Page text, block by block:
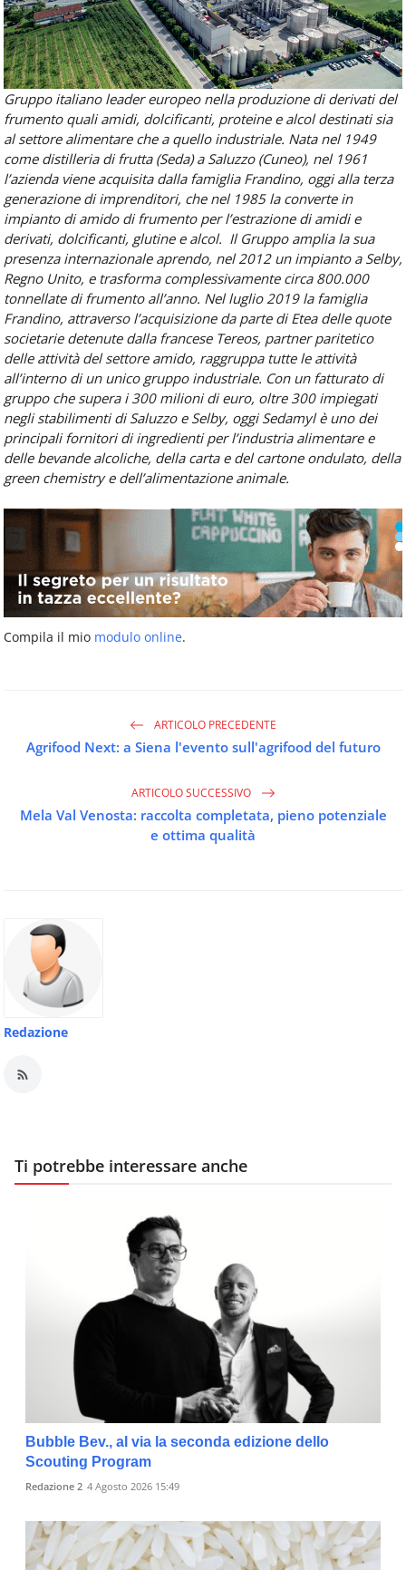
Gruppo italiano leader europeo nella produzione di derivati del
frumento quali amidi, dolcificanti, proteine e alcol destinati sia
al settore alimentare che a quello industriale. Nata nel 1949
come distilleria di frutta (Seda) a Saluzzo (Cuneo), nel 1961
l’azienda viene acquisita dalla famiglia Frandino, oggi alla terza
generazione di imprenditori, che nel 1985 la converte in
impianto di amido di frumento per l’estrazione di amidi e
derivati, dolcificanti, glutine e alcol. Il Gruppo amplia la sua
presenza internazionale aprendo, nel 2012 un impianto a Selby,
Regno Unito, e trasforma complessivamente circa 800.000
tonnellate di frumento all’anno. Nel luglio 2019 la famiglia
Frandino, attraverso l’acquisizione da parte di Etea delle quote
societarie detenute dalla francese Tereos, partner paritetico
delle attività del settore amido, raggruppa tutte le attività
all’interno di un unico gruppo industriale. Con un fatturato di
gruppo che supera i 300 milioni di euro, oltre 300 impiegati
negli stabilimenti di Saluzzo e Selby, oggi Sedamyl è uno dei
principali fornitori di ingredienti per l’industria alimentare e
delle bevande alcoliche, della carta e del cartone ondulato, della
green chemistry e dell’alimentazione animale.
Compila il mio modulo online.
ARTICOLO PRECEDENTE
Agrifood Next: a Siena l'evento sull'agrifood del futuro
ARTICOLO SUCCESSIVO
Mela Val Venosta: raccolta completata, pieno potenziale
e ottima qualità
Redazione
Ti potrebbe interessare anche
Bubble Bev., al via la seconda edizione dello
Scouting Program
Redazione 2 4 Agosto 2026 15:49